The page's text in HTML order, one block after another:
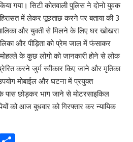
गया। सिटी कोतवाली पुलिस ने दोनो युवक
में लेकर पूछताछ करने पर बताया की 3
और युवती से मिलने के लिए घर खोखरा
और पीड़िता को प्रेम जाल में फंसाकर
के कुछ लोगो को जानकारी होने से लोक
करने जुर्म स्वीकार किए जाने और मृतिका
मोबाईल और घटना में प्रयुक्त
पास छोड़कर भाग जाने से मोटरसाइकिल
को आज बुधवार को गिरफ्तार कर न्यायिक